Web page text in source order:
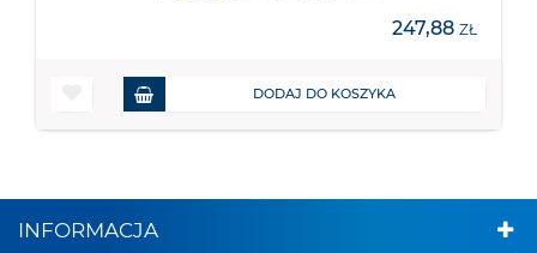
247,88 ZŁ
DODAJ DO KOSZYKA
INFORMACJA